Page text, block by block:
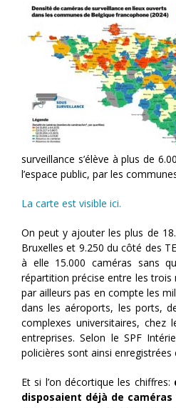
surveillance s’élève à plus de
l’espace public, par les
La carte est visible ici.
On peut y ajouter les plus de
Bruxelles et 9.250 du côté des
à elle 15.000 caméras sans
répartition précise entre les trois
par ailleurs pas en compte les
dans les aéroports, les ports,
complexes universitaires, chez
entreprises. Selon le SPF
policières sont ainsi enregistrées
Et si l’on décortique les chiffres:
disposaient déjà de